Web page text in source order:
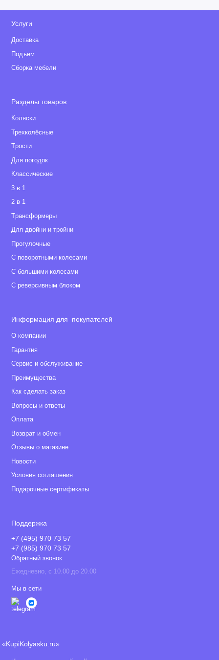
Услуги
Доставка
Подъем
Сборка мебели
Разделы товаров
Коляски
Трехколёсные
Tрости
Для погодок
Классические
3 в 1
2 в 1
Tрансформеры
Для двойни и тройни
Прогулочные
С поворотными колесами
С большими колесами
С реверсивным блоком
Информация для покупателей
О компании
Гарантия
Сервис и обслуживание
Преимущества
Как сделать заказ
Вопросы и ответы
Оплата
Возврат и обмен
Отзывы о магазине
Новости
Условия соглашения
Подарочные сертификаты
Поддержка
+7 (495) 970 73 57
+7 (985) 970 73 57
Обратный звонок
Ежедневно, с 10.00 до 20.00
Мы в сети
«KupiKolyasku.ru»